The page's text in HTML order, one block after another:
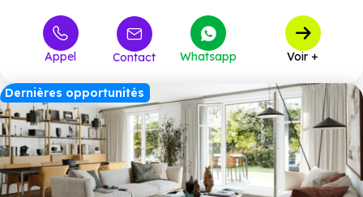
à partir de 890 000 €
à partir de 1 800 000 €
Appel Contact Whatsapp Voir +
Dernières opportunités